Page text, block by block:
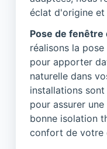
éclat d'origine et
Pose de fenêtre
réalisons la
pour apporter
naturelle dans
installations
pour assurer
bonne isolation
confort de votre